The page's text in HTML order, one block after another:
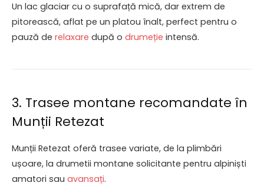
Un lac glaciar cu o suprafață mică, dar extrem de
pitorească, aflat pe un platou înalt, perfect pentru o
pauză de relaxare după o drumeție intensă.
3. Trasee montane recomandate în
Munții Retezat
Munții Retezat oferă trasee variate, de la plimbări
ușoare, la drumetii montane solicitante pentru alpiniști
amatori sau avansați.